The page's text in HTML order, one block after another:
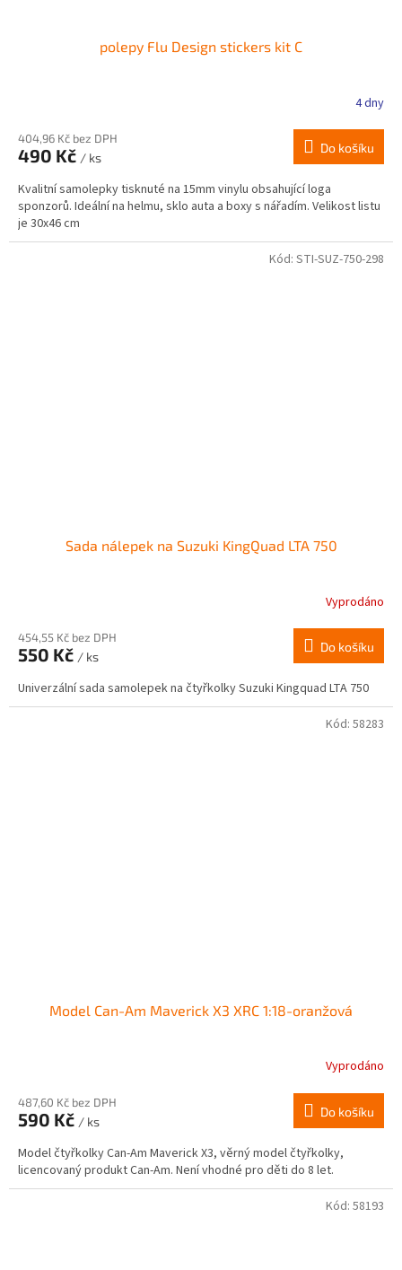
polepy Flu Design stickers kit C
4 dny
404,96 Kč bez DPH
490 Kč / ks
Do košíku
Kvalitní samolepky tisknuté na 15mm vinylu obsahující loga
sponzorů. Ideální na helmu, sklo auta a boxy s nářadím. Velikost listu
je 30x46 cm
Sada nálepek na Suzuki KingQuad LTA 750
Vyprodáno
454,55 Kč bez DPH
550 Kč / ks
Do košíku
Univerzální sada samolepek na čtyřkolky Suzuki Kingquad LTA 750
Kód: STI-SUZ-750-298
Model Can-Am Maverick X3 XRC 1:18-oranžová
Vyprodáno
487,60 Kč bez DPH
590 Kč / ks
Do košíku
Model čtyřkolky Can-Am Maverick X3, věrný model čtyřkolky,
licencovaný produkt Can-Am. Není vhodné pro děti do 8 let.
Kód: 58283
Kód: 58193